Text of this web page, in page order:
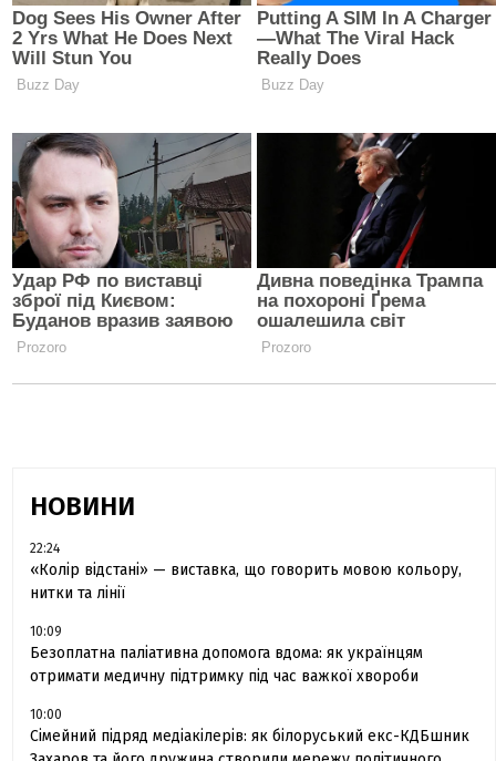
НОВИНИ
22:24
«Колір відстані» — виставка, що говорить мовою кольору,
нитки та лінії
10:09
Безоплатна паліативна допомога вдома: як українцям
отримати медичну підтримку під час важкої хвороби
10:00
Сімейний підряд медіакілерів: як білоруський екс-КДБшник